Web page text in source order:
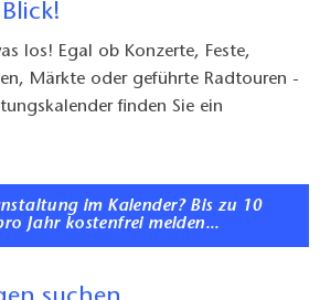
los! Egal ob Konzerte, Feste,
Märkte oder geführte Radtouren -
finden Sie ein
im Kalender? Bis zu 10
Jahr kostenfrei melden...